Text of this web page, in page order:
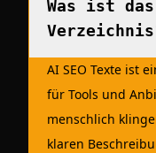
Was ist
AI SEO Texte ist
für Tools und
menschlich
klaren